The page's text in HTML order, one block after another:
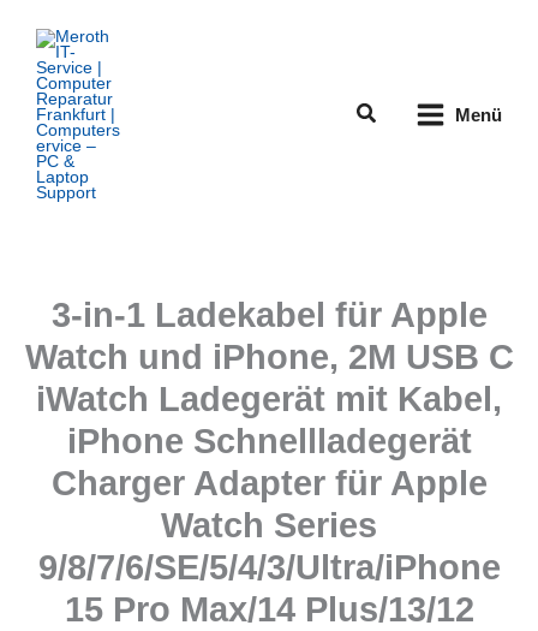
Inhalt
springen
Suchen Menü
3-in-1 Ladekabel für Apple
Watch und iPhone, 2M USB C
iWatch Ladegerät mit Kabel,
iPhone Schnellladegerät
Charger Adapter für Apple
Watch Series
9/8/7/6/SE/5/4/3/Ultra/iPhone
15 Pro Max/14 Plus/13/12